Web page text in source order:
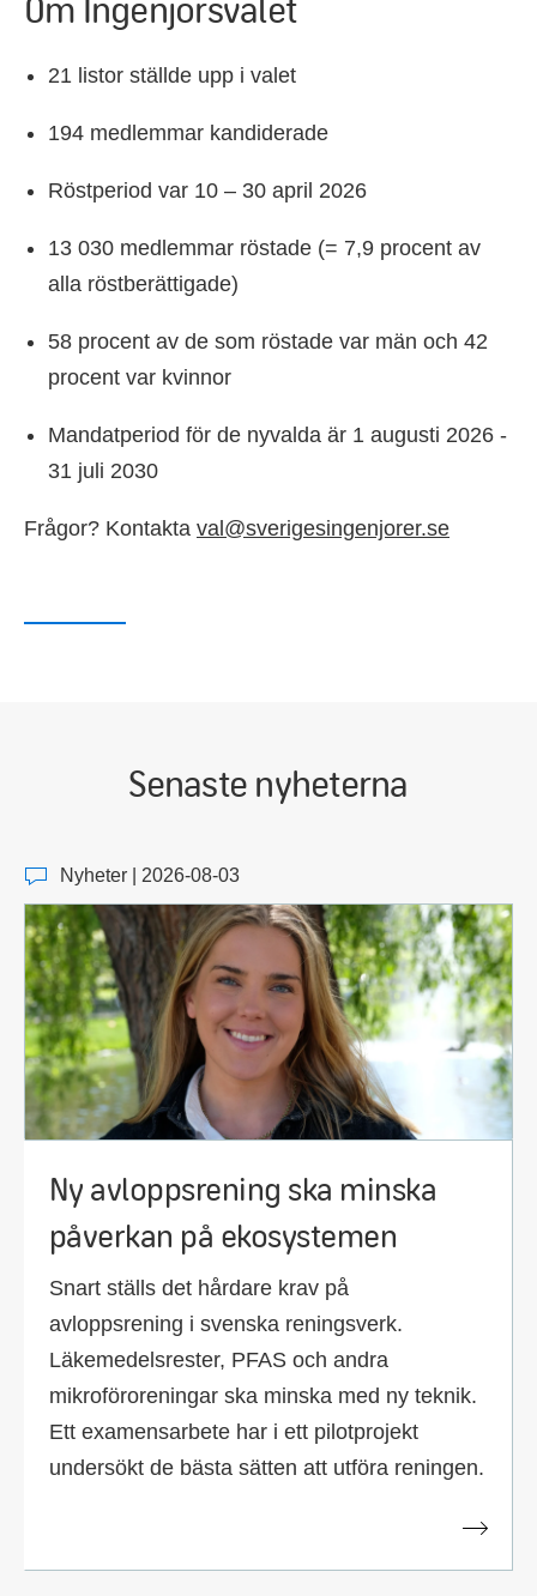
21 listor ställde upp i valet
194 medlemmar kandiderade
Röstperiod var 10 – 30 april 2026
13 030 medlemmar röstade (= 7,9 procent av
alla röstberättigade)
58 procent av de som röstade var män och 42
procent var kvinnor
Mandatperiod för de nyvalda är 1 augusti 2026 -
31 juli 2030
Frågor? Kontakta val@sverigesingenjorer.se
Senaste nyheterna
Nyheter | 2026-08-03
Ny avloppsrening ska minska
påverkan på ekosystemen
Snart ställs det hårdare krav på
avloppsrening i svenska reningsverk.
Läkemedelsrester, PFAS och andra
mikroföroreningar ska minska med ny teknik.
Ett examensarbete har i ett pilotprojekt
undersökt de bästa sätten att utföra reningen.